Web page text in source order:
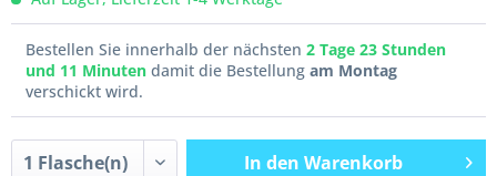
Bestellen Sie innerhalb der nächsten 2 Tage 23 Stunden
und 11 Minuten damit die Bestellung am Montag
verschickt wird.
In den Warenkorb